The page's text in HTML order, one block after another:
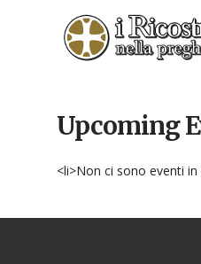
Upcoming
<li>Non ci sono eventi